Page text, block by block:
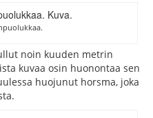
noin kuuden metrin
kuvaa osin huonontaa sen
huojunut horsma, joka